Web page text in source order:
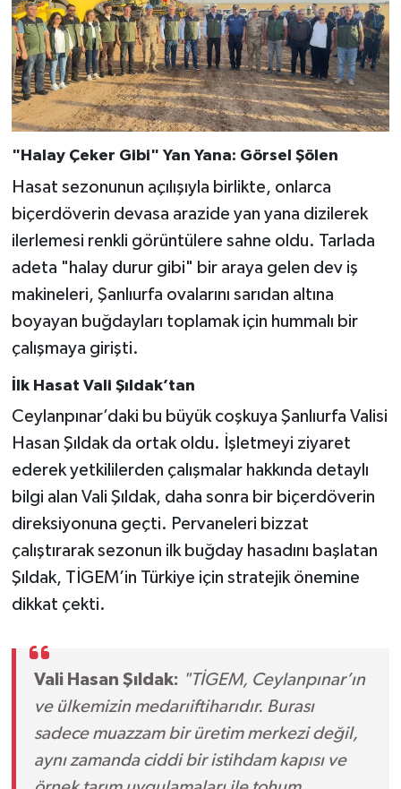
"Halay Çeker Gibi" Yan Yana: Görsel Şölen
Hasat sezonunun açılışıyla birlikte, onlarca
biçerdöverin devasa arazide yan yana dizilerek
ilerlemesi renkli görüntülere sahne oldu. Tarlada
adeta "halay durur gibi" bir araya gelen dev iş
makineleri, Şanlıurfa ovalarını sarıdan altına
boyayan buğdayları toplamak için hummalı bir
çalışmaya girişti.
İlk Hasat Vali Şıldak’tan
Ceylanpınar’daki bu büyük coşkuya Şanlıurfa Valisi
Hasan Şıldak da ortak oldu. İşletmeyi ziyaret
ederek yetkililerden çalışmalar hakkında detaylı
bilgi alan Vali Şıldak, daha sonra bir biçerdöverin
direksiyonuna geçti. Pervaneleri bizzat
çalıştırarak sezonun ilk buğday hasadını başlatan
Şıldak, TİGEM’in Türkiye için stratejik önemine
dikkat çekti.
Vali Hasan Şıldak: "TİGEM, Ceylanpınar’ın
ve ülkemizin medarıiftiharıdır. Burası
sadece muazzam bir üretim merkezi değil,
aynı zamanda ciddi bir istihdam kapısı ve